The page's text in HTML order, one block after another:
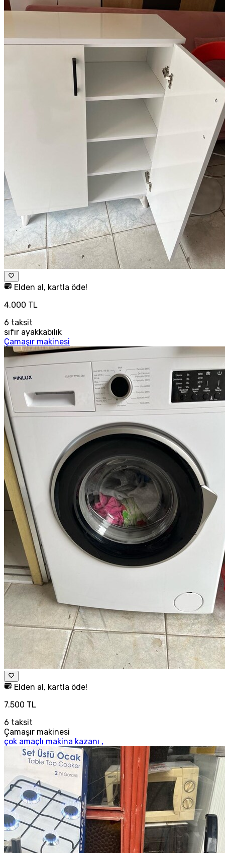
Elden al, kartla öde!
4.000 TL
6 taksit
sıfır ayakkabılık
Çamaşır makinesi
Elden al, kartla öde!
7.500 TL
6 taksit
Çamaşır makinesi
çok amaçlı makina kazanı ,